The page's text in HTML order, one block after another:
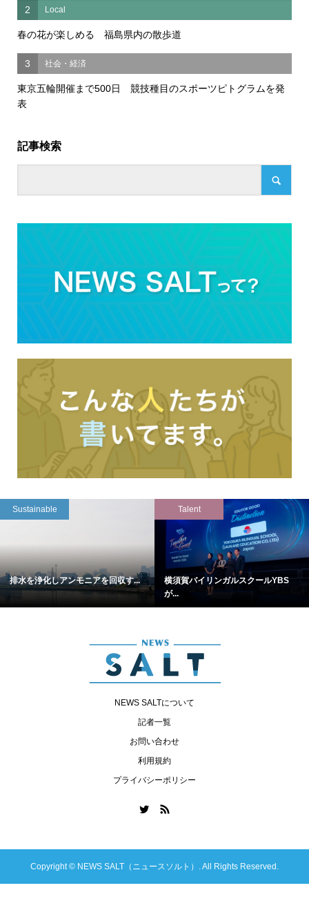
2 Local
春の花が楽しめる 福島県内の散歩道
3 社会・経済
東京五輪開催まで500日 競技種目のスポーツピトグラムを発
表
記事検索
Sustainable
排水を浄化しアンモニアを回収す...
Talent
横須賀バイリンガルスクールYBS
が...
NEWS SALTについて
記者一覧
お問い合わせ
利用規約
プライバシーポリシー
Copyright © NEWS SALT（ニュースソルト）. All Rights Reserved.